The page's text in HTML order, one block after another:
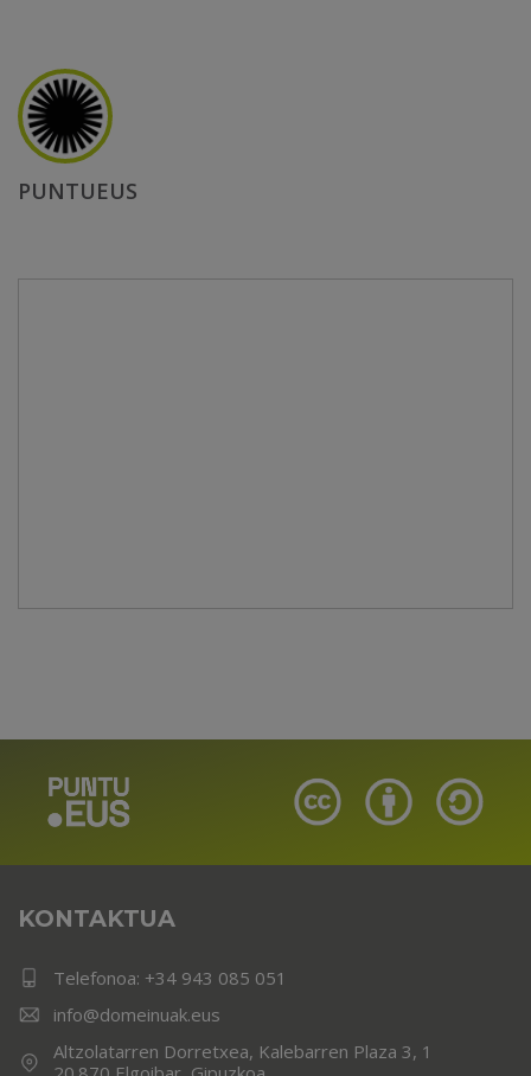
PUNTUEUS
KONTAKTUA
Telefonoa: +34 943 085 051
info@domeinuak.eus
Altzolatarren Dorretxea, Kalebarren Plaza 3, 1